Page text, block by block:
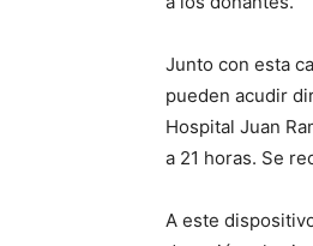
Junto con esta
pueden acudir
Hospital Juan
a 21 horas. Se
A este